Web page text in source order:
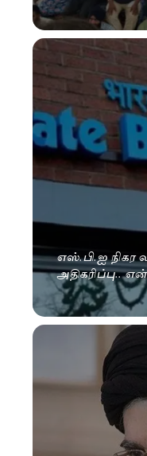
எஸ்.பி.ஐ நிகர
அதிகரிப்பு..